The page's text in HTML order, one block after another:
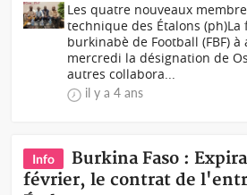
Les quatre nouveaux
technique des Étalons (ph)La
burkinabè de Football (FBF) à
mercredi la désignation de
autres collabora...
il y a 4 ans
Info
Burkina Faso :
février, le contrat de